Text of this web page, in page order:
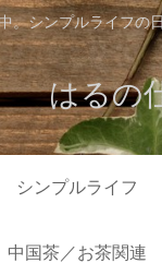
シンプルライフの
はるの
シンプルライフ
中国茶／お茶関連